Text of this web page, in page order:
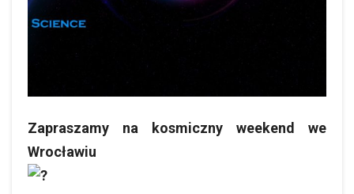
Zapraszamy na kosmiczny weekend we
Wrocławiu